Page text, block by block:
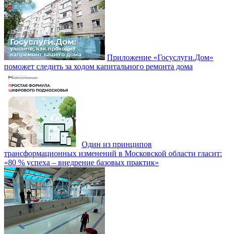
Приложение «Госуслуги.Дом»
поможет следить за ходом капитального ремонта дома
Один из принципов
трансформационных изменений в Московской области гласит:
«80 % успеха – внедрение базовых практик»